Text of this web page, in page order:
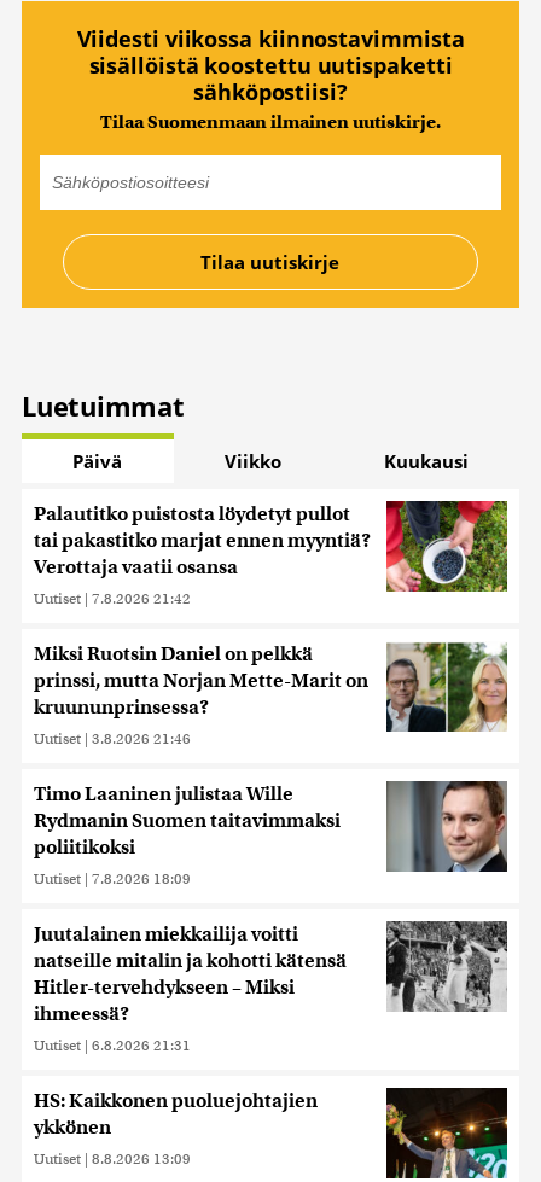
Viidesti viikossa kiinnostavimmista
sisällöistä koostettu uutispaketti
sähköpostiisi?
Tilaa Suomenmaan ilmainen uutiskirje.
Luetuimmat
Päivä Viikko Kuukausi
Palautitko puistosta löydetyt pullot
tai pakastitko marjat ennen myyntiä?
Verottaja vaatii osansa
Uutiset | 7.8.2026 21:42
Miksi Ruotsin Daniel on pelkkä
prinssi, mutta Norjan Mette-Marit on
kruununprinsessa?
Uutiset | 3.8.2026 21:46
Timo Laaninen julistaa Wille
Rydmanin Suomen taitavimmaksi
poliitikoksi
Uutiset | 7.8.2026 18:09
Juutalainen miekkailija voitti
natseille mitalin ja kohotti kätensä
Hitler-tervehdykseen – Miksi
ihmeessä?
Uutiset | 6.8.2026 21:31
HS: Kaikkonen puoluejohtajien
ykkönen
Uutiset | 8.8.2026 13:09